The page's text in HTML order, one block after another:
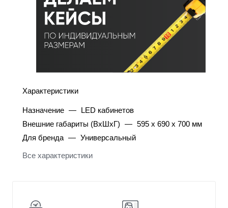
Характеристики
Назначение — LED кабинетов
Внешние габариты (ВхШхГ) — 595 x 690 x 700 мм
Для бренда — Универсальный
Все характеристики